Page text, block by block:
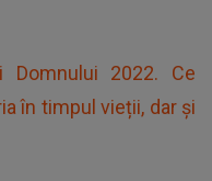
Domnului 2022. Ce
în timpul vieții, dar și